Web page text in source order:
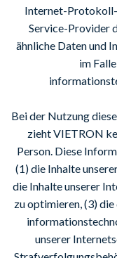
Internet-
Service-Provider
ähnliche Daten und
im
Bei der Nutzung
zieht VIETRON
Person. Diese
(1) die Inhalte
die Inhalte unserer
zu optimieren, (3)
unserer